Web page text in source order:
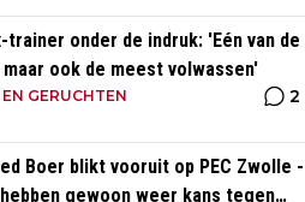
trainer onder de indruk: 'Eén van de
ook de meest volwassen'
GERUCHTEN 2
Boer blikt vooruit op PEC Zwolle -
gewoon weer kans tegen